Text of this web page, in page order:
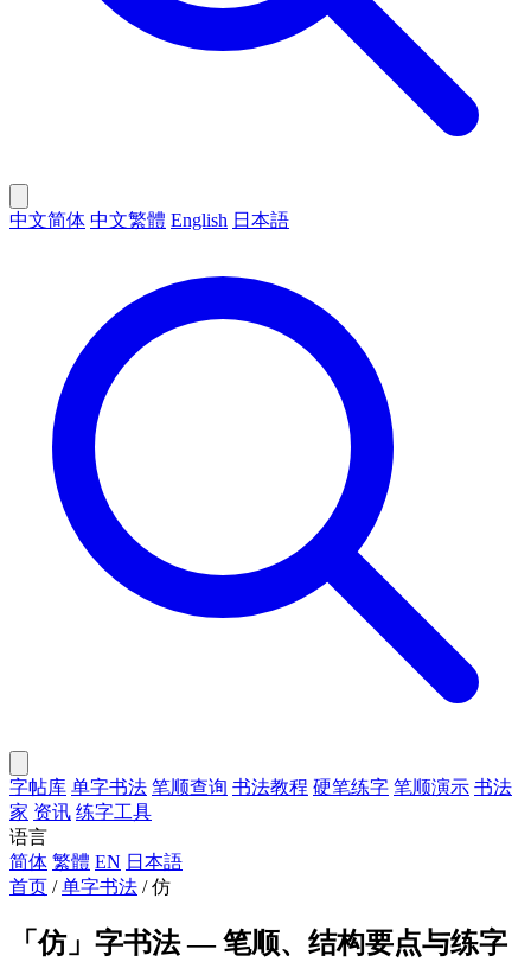
中文简体 中文繁體 English 日本語
字帖库 单字书法 笔顺查询 书法教程 硬笔练字 笔顺演示 书法
家 资讯 练字工具
语言
简体 繁體 EN 日本語
首页 / 单字书法 / 仿
「仿」字书法 — 笔顺、结构要点与练字